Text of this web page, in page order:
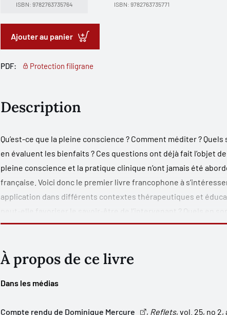
ISBN: 9782763735764 ISBN: 9782763735771
Ajouter au panier
PDF: Protection filigrane
Description
Qu’est-ce que la pleine conscience ? Comment méditer ?
en évaluent les bienfaits ? Ces questions ont déjà fait l’objet
pleine conscience et la pratique clinique n’ont jamais été
française. Voici donc le premier livre francophone à
application dans différents contextes thérapeutiques et
peut-elle favoriser le savoir-être de l’intervenant ? Quels en
Comment les approches thérapeutiques actuelles intègrent-
d’anxiété, de traumas, de difficultés sexuelles, de déficit
ou éducatif (dans les écoles, en pédiatrie sociale ou à
dans ce nouvel ouvrage qui s’adresse aux intervenants, aux
À propos de ce livre
Dans les médias
Compte rendu de Dominique Mercure , Reflets, vol. 25, no 2,